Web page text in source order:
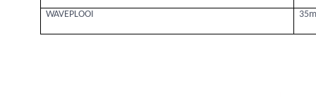
WAVEPLOOI